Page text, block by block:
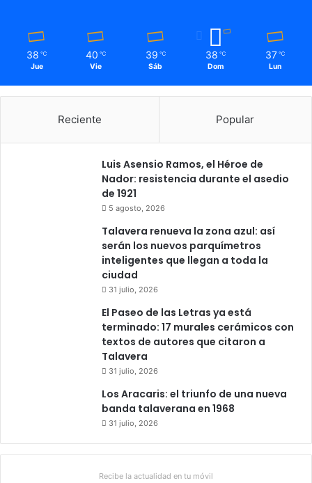
38 ℃
Jue
40 ℃
Vie
39 ℃
Sáb
38 ℃
Dom
37 ℃
Lun
Reciente Popular
Luis Asensio Ramos, el Héroe de
Nador: resistencia durante el asedio
de 1921
5 agosto, 2026
Talavera renueva la zona azul: así
serán los nuevos parquímetros
inteligentes que llegan a toda la
ciudad
31 julio, 2026
El Paseo de las Letras ya está
terminado: 17 murales cerámicos con
textos de autores que citaron a
Talavera
31 julio, 2026
Los Aracaris: el triunfo de una nueva
banda talaverana en 1968
31 julio, 2026
Recibe la actualidad en tu móvil